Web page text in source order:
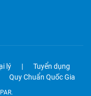
lý
Tuyển dụng
Quy Chuẩn Quốc Gia